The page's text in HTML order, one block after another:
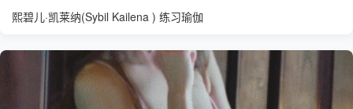
熙碧儿·凯莱纳(Sybil Kailena ) 练习瑜伽